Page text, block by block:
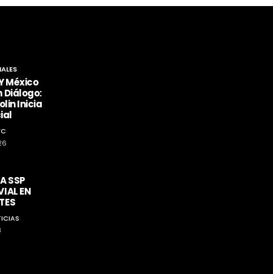
México
Diálogo:
Inicia
SSP
EN